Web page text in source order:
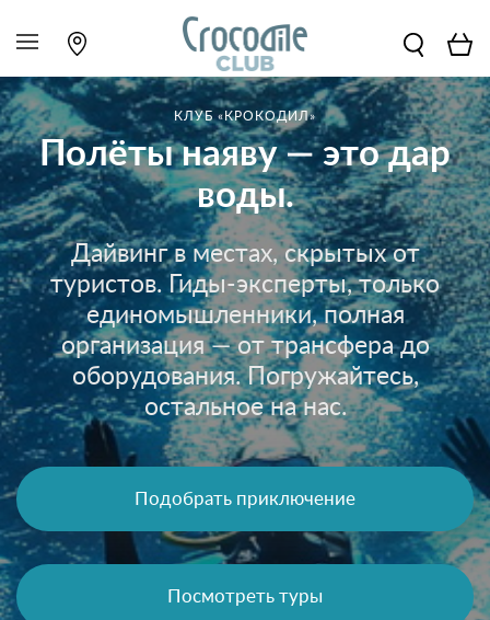
КЛУБ «КРОКОДИЛ»
Полёты наяву — это дар
воды.
Дайвинг в местах, скрытых от
туристов. Гиды-эксперты, только
единомышленники, полная
организация — от трансфера до
оборудования. Погружайтесь,
остальное на нас.
Подобрать приключение
Посмотреть туры